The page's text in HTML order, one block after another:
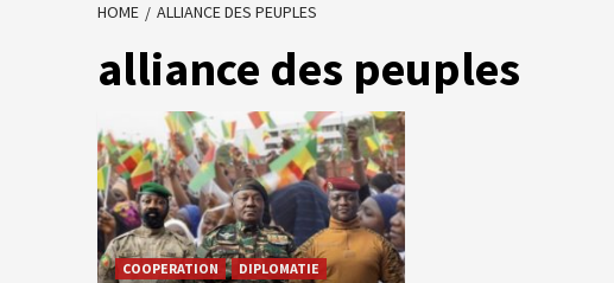
HOME ALLIANCE DES PEUPLES
alliance des peuples
COOPERATION
DIPLOMATIE